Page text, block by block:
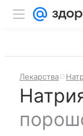
Лекарства